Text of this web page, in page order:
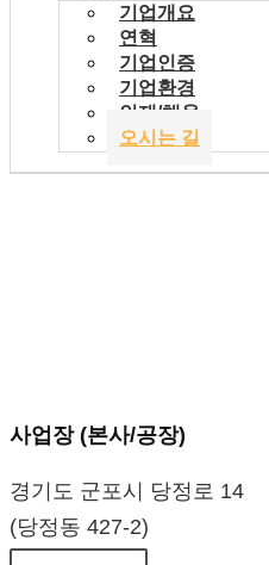
기업개요
연혁
기업인증
기업환경
인재/채용
오시는 길
사업장 (본사/공장)
경기도 군포시 당정로 14
(당정동 427-2)